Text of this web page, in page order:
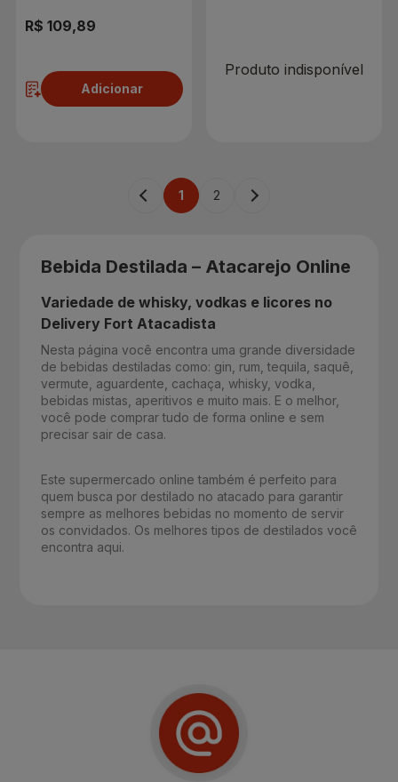
R$ 109,89
Adicionar
Produto indisponível
1 2
Bebida Destilada – Atacarejo Online
Variedade de whisky, vodkas e licores no
Delivery Fort Atacadista
Nesta página você encontra uma grande diversidade
de bebidas destiladas como: gin, rum, tequila, saquê,
vermute, aguardente, cachaça, whisky, vodka,
bebidas mistas, aperitivos e muito mais. E o melhor,
você pode comprar tudo de forma online e sem
precisar sair de casa.
Este supermercado online também é perfeito para
quem busca por destilado no atacado para garantir
sempre as melhores bebidas no momento de servir
os convidados. Os melhores tipos de destilados você
encontra aqui.